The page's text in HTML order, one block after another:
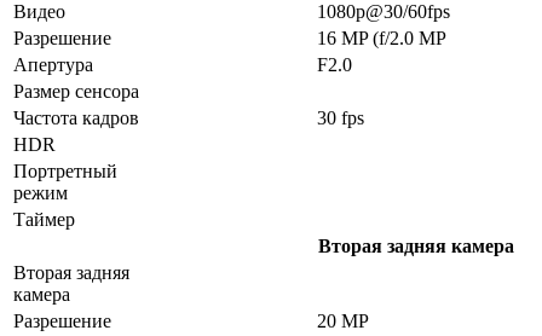
Видео
1080p@30/60fps
Разрешение
16 MP (f/2.0 MP
Апертура
F2.0
Размер сенсора
Частота кадров
30 fps
HDR
Портретный
режим
Таймер
Вторая задняя камера
Вторая задняя
камера
Разрешение
20 MP